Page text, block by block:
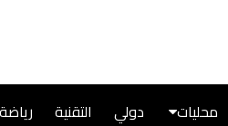
محليات دولي التقنية رياضة